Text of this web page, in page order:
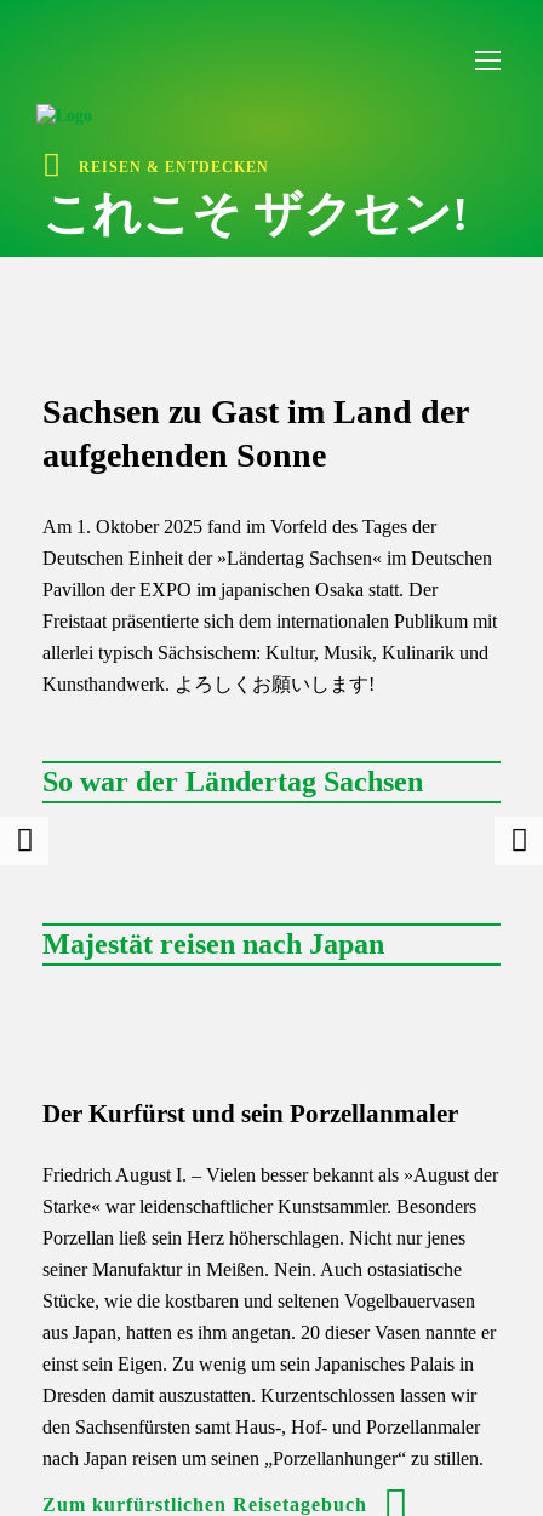
REISEN & ENTDECKEN
これこそ ザクセン!
Sachsen zu Gast im Land der
aufgehenden Sonne
Am 1. Oktober 2025 fand im Vorfeld des Tages der
Deutschen Einheit der »Ländertag Sachsen« im Deutschen
Pavillon der EXPO im japanischen Osaka statt. Der
Freistaat präsentierte sich dem internationalen Publikum mit
allerlei typisch Sächsischem: Kultur, Musik, Kulinarik und
Kunsthandwerk. よろしくお願いします!
So war der Ländertag Sachsen
Majestät reisen nach Japan
Der Kurfürst und sein Porzellanmaler
Friedrich August I. – Vielen besser bekannt als »August der
Starke« war leidenschaftlicher Kunstsammler. Besonders
Porzellan ließ sein Herz höherschlagen. Nicht nur jenes
seiner Manufaktur in Meißen. Nein. Auch ostasiatische
Stücke, wie die kostbaren und seltenen Vogelbauervasen
aus Japan, hatten es ihm angetan. 20 dieser Vasen nannte er
einst sein Eigen. Zu wenig um sein Japanisches Palais in
Dresden damit auszustatten. Kurzentschlossen lassen wir
den Sachsenfürsten samt Haus-, Hof- und Porzellanmaler
nach Japan reisen um seinen „Porzellanhunger“ zu stillen.
Zum kurfürstlichen Reisetagebuch